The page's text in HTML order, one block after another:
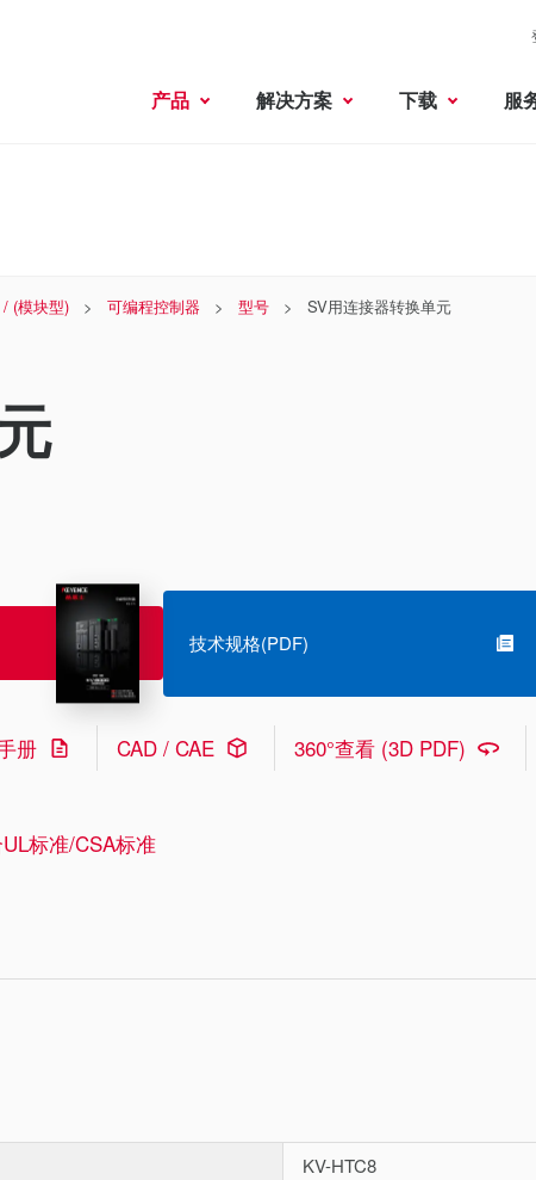
产品 解决方案 下载 服
(模块型) 可编程控制器 型号 SV用连接器转换单元
技术规格(PDF)
册 CAD / CAE 360°查看 (3D PDF)
标准/CSA标准
KV-HTC8